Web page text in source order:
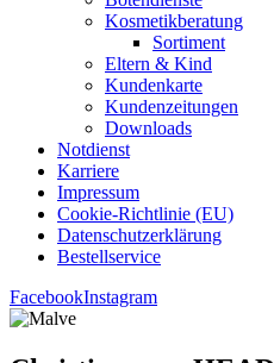
Kos­me­tik­be­ra­tung
Sor­ti­ment
Eltern & Kind
Kun­den­kar­te
Kun­den­zei­tun­gen
Down­loads
Not­dienst
Kar­rie­re
Impres­sum
Coo­kie-Rich­t­­li­­nie (EU)
Datenschutz­erklärung
Bestell­ser­vice
FacebookInstagram